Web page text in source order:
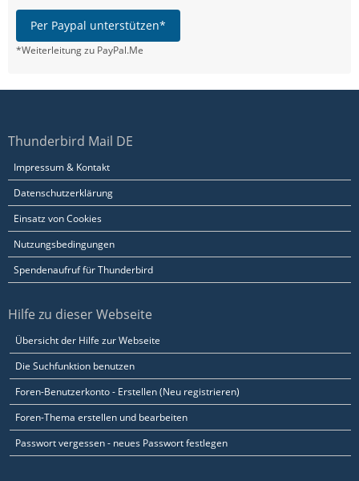
Per Paypal unterstützen*
*Weiterleitung zu PayPal.Me
Thunderbird Mail DE
Impressum & Kontakt
Datenschutzerklärung
Einsatz von Cookies
Nutzungsbedingungen
Spendenaufruf für Thunderbird
Hilfe zu dieser Webseite
Übersicht der Hilfe zur Webseite
Die Suchfunktion benutzen
Foren-Benutzerkonto - Erstellen (Neu registrieren)
Foren-Thema erstellen und bearbeiten
Passwort vergessen - neues Passwort festlegen